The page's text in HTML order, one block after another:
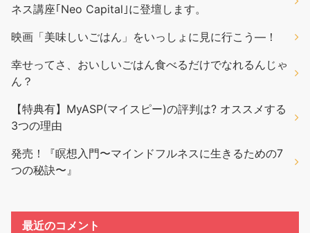
ネス講座｢Neo Capital｣に登壇します。
映画「美味しいごはん」をいっしょに見に行こう―！
幸せってさ、おいしいごはん食べるだけでなれるんじゃ
ん？
【特典有】MyASP(マイスピー)の評判は? オススメする
3つの理由
発売！『瞑想入門〜マインドフルネスに生きるための7
つの秘訣〜』
最近のコメント